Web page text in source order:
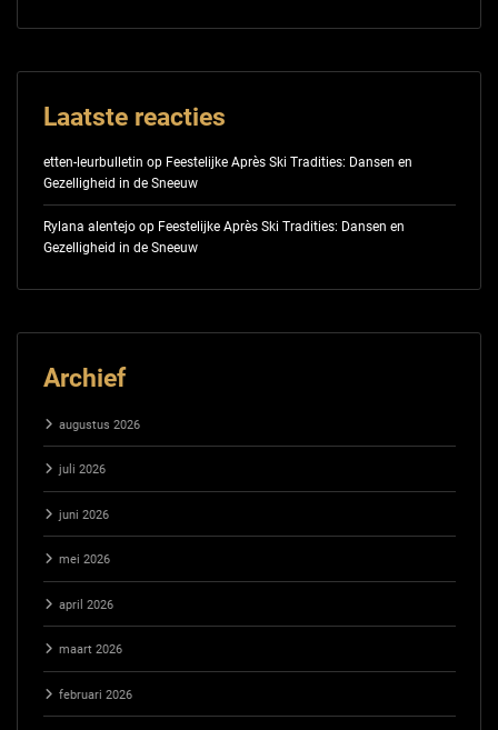
Laatste reacties
etten-leurbulletin op Feestelijke Après Ski Tradities: Dansen en
Gezelligheid in de Sneeuw
Rylana alentejoop Feestelijke Après Ski Tradities: Dansen en
Gezelligheid in de Sneeuw
Archief
augustus 2026
juli 2026
juni 2026
mei 2026
april 2026
maart 2026
februari 2026